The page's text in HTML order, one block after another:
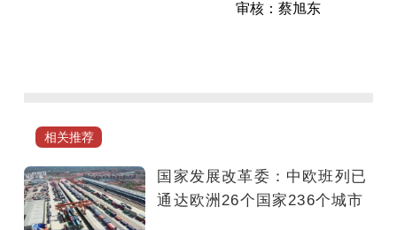
审核：蔡旭东
改
委
紧
急
相关推荐
国家发展改革委：中欧班列已
通达欧洲26个国家236个城市